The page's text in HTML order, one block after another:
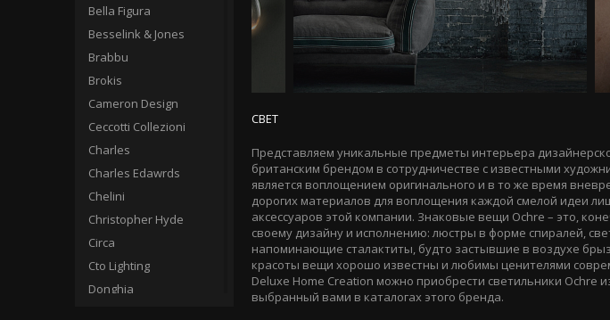
Bella Figura
Besselink & Jones
Brabbu
Brokis
Cameron Design
Ceccotti Collezioni
Charles
Charles Edawrds
Chelini
Christopher Hyde
Circa
Cto Lighting
Donghia
СВЕТ
Представляем уникальные предметы интерьера
британским брендом в сотрудничестве с известными
является воплощением оригинального и в то же время
дорогих материалов для воплощения каждой смелой идеи
аксессуаров этой компании. Знаковые вещи Ochre – это,
своему дизайну и исполнению: люстры в форме спиралей,
напоминающие сталактиты, будто застывшие в воздухе
красоты вещи хорошо известны и любимы ценителями
Deluxe Home Creation можно приобрести светильники Ochre
выбранный вами в каталогах этого бренда.